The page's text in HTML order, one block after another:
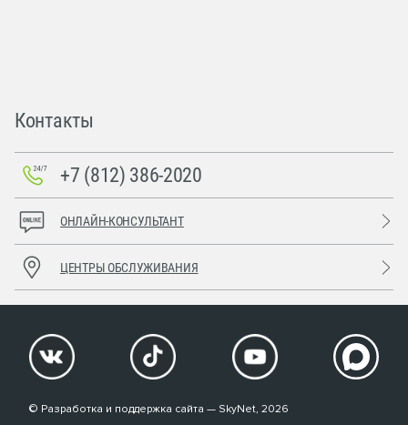
Контакты
+7 (812) 386-2020
ОНЛАЙН-КОНСУЛЬТАНТ
ЦЕНТРЫ ОБСЛУЖИВАНИЯ
© Разработка и поддержка сайта — SkyNet, 2026